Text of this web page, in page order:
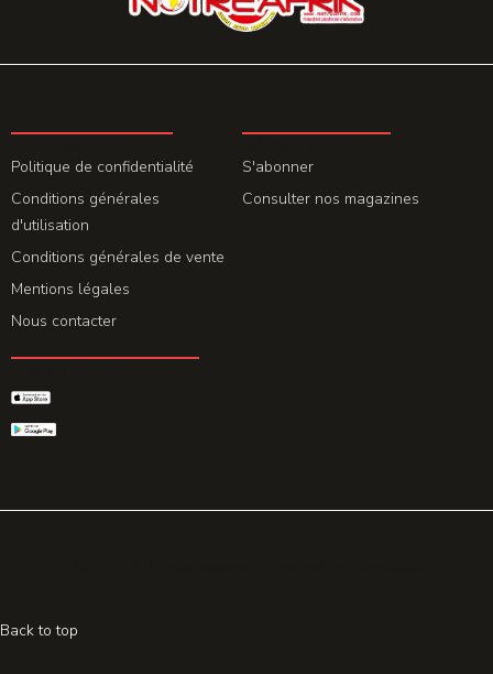
Politique de confidentialité
Conditions générales
d'utilisation
Conditions générales de vente
Mentions légales
Nous contacter
S'abonner
Consulter nos magazines
Back to top